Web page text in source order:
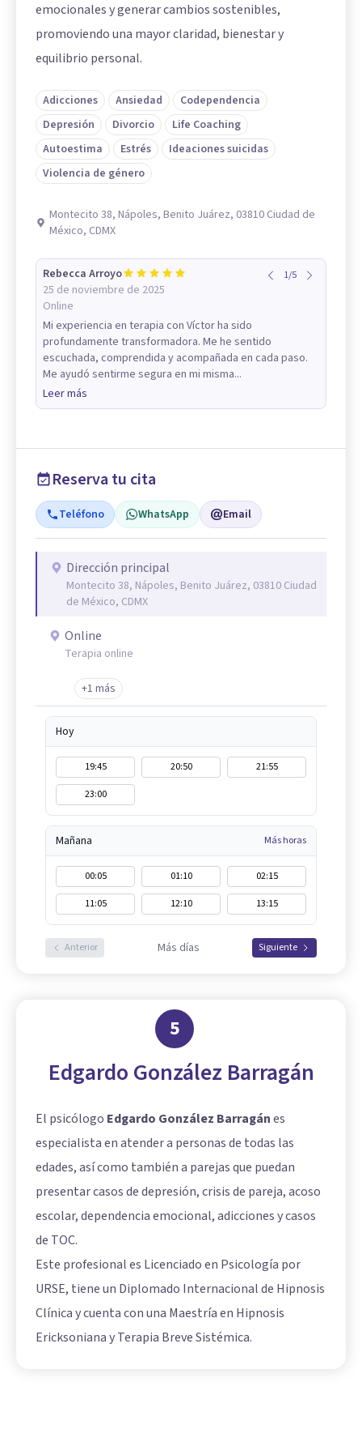
emocionales y generar cambios sostenibles,
promoviendo una mayor claridad, bienestar y
equilibrio personal.
Adicciones Ansiedad
Codependencia
Depresión
Divorcio
Life Coaching
Autoestima
Estrés
Ideaciones suicidas
Violencia de género
Montecito 38, Nápoles, Benito Juárez, 03810 Ciudad de
México, CDMX
Rebecca Arroyo
25 de noviembre de 2025
Online
1/5
Mi experiencia en terapia con Víctor ha sido
profundamente transformadora. Me he sentido
escuchada, comprendida y acompañada en cada paso.
Me ayudó sentirme segura en mi misma...
Leer más
Reserva tu cita
Teléfono WhatsApp Email
Dirección principal
Montecito 38, Nápoles, Benito Juárez, 03810 Ciudad
de México, CDMX
Online
Terapia online
+1 más
Hoy
19:45 20:50
21:55
23:00
Mañana Más horas
00:05 01:10
02:15
11:05
12:10 13:15
Anterior Más días Siguiente
5
Edgardo González Barragán
El psicólogo Edgardo González Barragánes
especialista en atender a personas de todas las
edades, así como también a parejas que puedan
presentar casos de depresión, crisis de pareja, acoso
escolar, dependencia emocional, adicciones y casos
de TOC.
Este profesional es Licenciado en Psicología por
URSE, tiene un Diplomado Internacional de Hipnosis
Clínica y cuenta con una Maestría en Hipnosis
Ericksoniana y Terapia Breve Sistémica.